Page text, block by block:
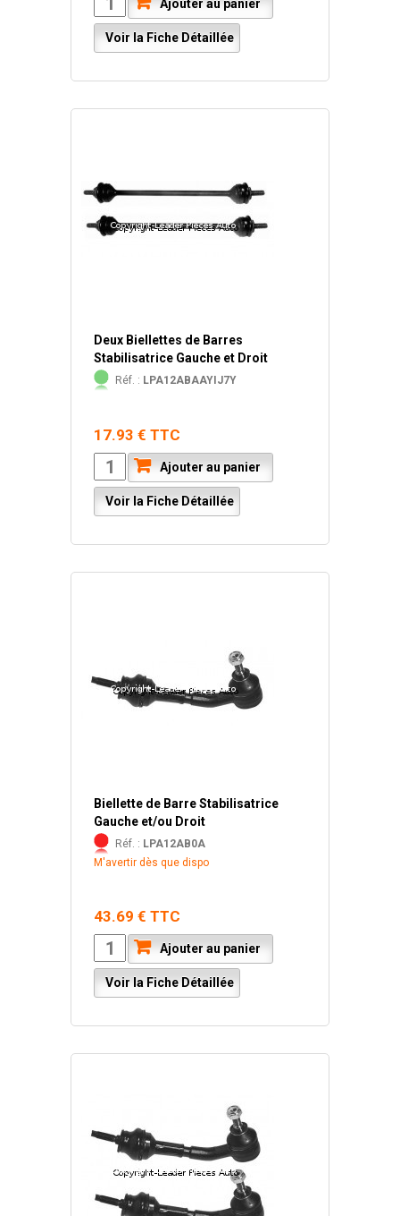
Ajouter au panier
Voir la Fiche Détaillée
Deux Biellettes de Barres
Stabilisatrice Gauche et Droit
Réf. : LPA12ABAAYIJ7Y
17.93 € TTC
Ajouter au panier
Voir la Fiche Détaillée
Biellette de Barre Stabilisatrice
Gauche et/ou Droit
Réf. : LPA12AB0A
M'avertir dès que dispo
43.69 € TTC
Ajouter au panier
Voir la Fiche Détaillée